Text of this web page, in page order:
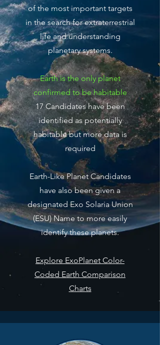
of the most important targets
in the search for extraterrestrial
life and understanding
planetary systems.
Earth is the only planet
confirmed to be habitable
17 Candidates have been
identified as potentially
habitable but more data is
required
Earth-Like Planet Candidates
have also been given a
designated Exo Solaria Union
(ESU) Name to more easily
identify these planets.
Explore ExoPlanet Color-
Coded Earth Comparison
Charts